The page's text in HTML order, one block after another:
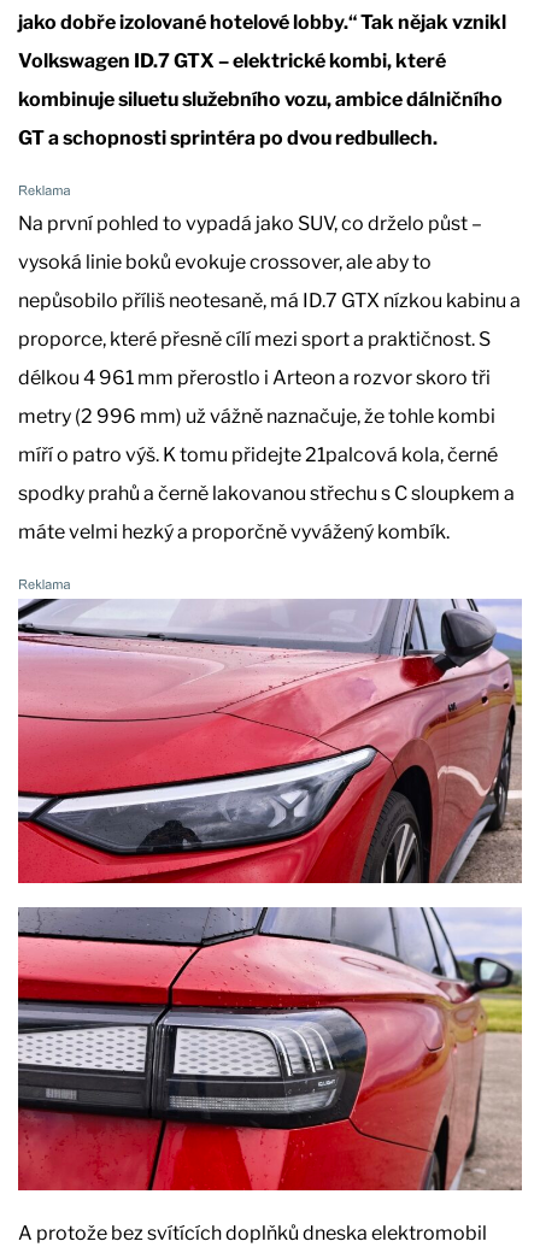
jako dobře izolované hotelové lobby.“ Tak nějak vznikl
Volkswagen ID.7 GTX – elektrické kombi, které
kombinuje siluetu služebního vozu, ambice dálničního
GT a schopnosti sprintéra po dvou redbullech.
Na první pohled to vypadá jako SUV, co drželo půst –
vysoká linie boků evokuje crossover, ale aby to
nepůsobilo příliš neotesaně, má ID.7 GTX nízkou kabinu a
proporce, které přesně cílí mezi sport a praktičnost. S
délkou 4 961 mm přerostlo i Arteon a rozvor skoro tři
metry (2 996 mm) už vážně naznačuje, že tohle kombi
míří o patro výš. K tomu přidejte 21palcová kola, černé
spodky prahů a černě lakovanou střechu s C sloupkem a
máte velmi hezký a proporčně vyvážený kombík.
A protože bez svítících doplňků dneska elektromobil